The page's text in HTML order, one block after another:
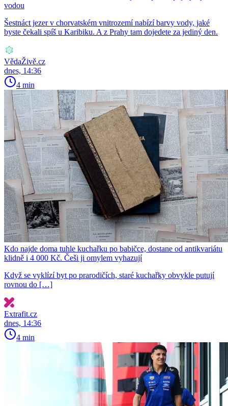
vodou
Šestnáct jezer v chorvatském vnitrozemí nabízí barvy vody, jaké
byste čekali spíš u Karibiku. A z Prahy tam dojedete za jediný den.
VědaŽivě.cz
dnes, 14:36
4 min
Kdo najde doma tuhle kuchařku po babičce, dostane od antikvariátu
klidně i 4 000 Kč. Češi ji omylem vyhazují
Když se vyklízí byt po prarodičích, staré kuchařky obvykle putují
rovnou do […]
Extrafit.cz
dnes, 14:36
4 min